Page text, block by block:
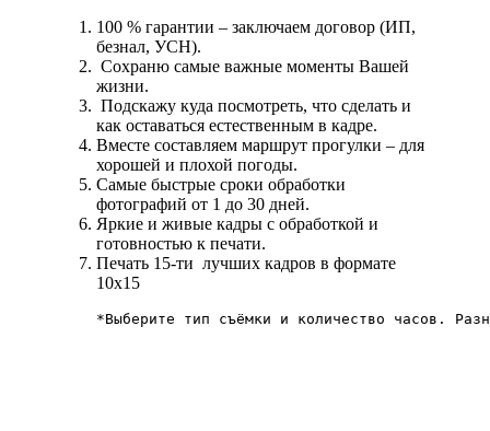
100 % гарантии – заключаем договор (ИП,
безнал, УСН).
Сохраню самые важные моменты Вашей
жизни.
Подскажу куда посмотреть, что сделать и
как оставаться естественным в кадре.
Вместе составляем маршрут прогулки – для
хорошей и плохой погоды.
Самые быстрые сроки обработки
фотографий от 1 до 30 дней.
Яркие и живые кадры с обработкой и
готовностью к печати.
Печать 15-ти лучших кадров в формате
10х15
*Выберите тип съёмки и количество часов.